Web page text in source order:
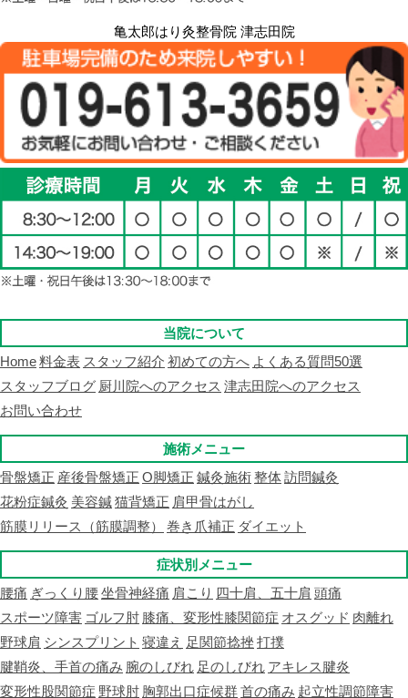
亀太郎はり灸整骨院 津志田院
当院について
Home料金表 スタッフ紹介 初めての方へ よくある質問50選
スタッフブログ 厨川院へのアクセス 津志田院へのアクセス
お問い合わせ
施術メニュー
骨盤矯正 産後骨盤矯正 O脚矯正 鍼灸施術整体訪問鍼灸
花粉症鍼灸 美容鍼猫背矯正 肩甲骨はがし
筋膜リリース（筋膜調整）
巻き爪補正 ダイエット
症状別メニュー
腰痛 ぎっくり腰坐骨神経痛 肩こり 四十肩、五十肩 頭痛
スポーツ障害 ゴルフ肘 膝痛、変形性膝関節症 オスグッド 肉離れ
野球肩 シンスプリント 寝違え 足関節捻挫打撲
腱鞘炎、手首の痛み 腕のしびれ 足のしびれ アキレス腱炎
変形性股関節症 野球肘 胸郭出口症候群首の痛み 起立性調節障害